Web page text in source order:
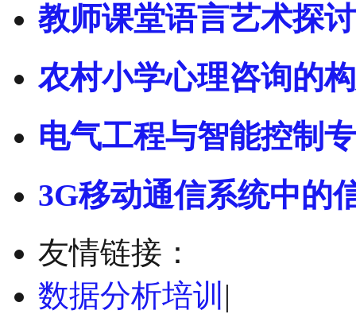
教师课堂语言艺术探
农村小学心理咨询的
电气工程与智能控制
3G移动通信系统中的
友情链接：
数据分析培训 |